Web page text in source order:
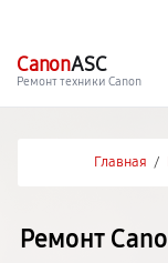
CanonASC
Ремонт техники Canon
Главная /
Ремонт